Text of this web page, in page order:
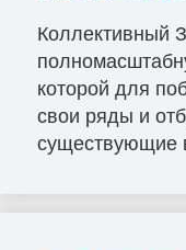
Коллективный
которой для
свои ряды и
существующие